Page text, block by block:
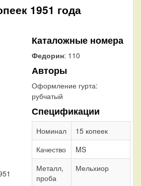
1951 года
Каталожные номера
Федорин: 110
Авторы
Оформление гурта:
рубчатый
Спецификации
Номинал
15 копеек
Качество
MS
Металл,
проба
Мельхиор